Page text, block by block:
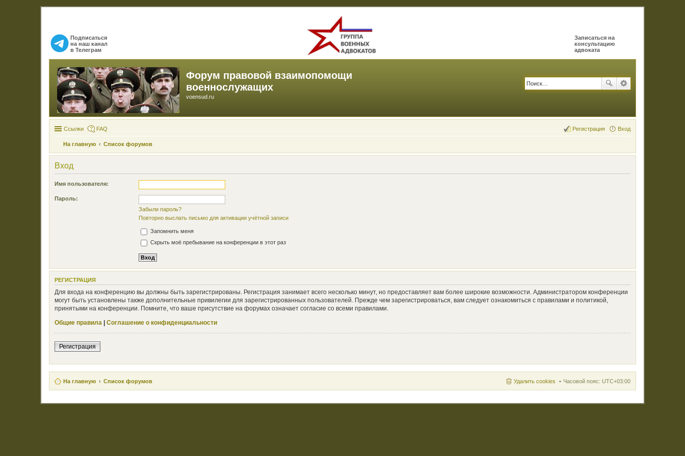
Подписаться
на наш канал
в Телеграм
Записаться на
консультацию
адвоката
Форум правовой взаимопомощи
военнослужащих
voensud.ru
Ссылки FAQ Вход
Регистрация
На главную Список форумов
Вход
Имя пользователя:
Пароль:
Забыли пароль?
Повторно выслать письмо для активации учётной записи
Запомнить меня
Скрыть моё пребывание на конференции в этот раз
РЕГИСТРАЦИЯ
Для входа на конференцию вы должны быть зарегистрированы. Регистрация занимает всего несколько минут, но предоставляет вам более широкие возможности. Администратором конференции
могут быть установлены также дополнительные привилегии для зарегистрированных пользователей. Прежде чем зарегистрироваться, вам следует ознакомиться с правилами и политикой,
принятыми на конференции. Помните, что ваше присутствие на форумах означает согласие со всеми правилами.
Общие правила | Соглашение о конфиденциальности
Регистрация
На главную Список форумов Часовой пояс: UTC+03:00
Удалить cookies